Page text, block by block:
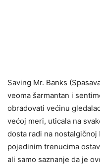
Saving Mr. Banks
veoma šarmantan i
obradovati većinu
većoj meri, uticala na
dosta radi na nostalgičnoj
pojedinim trenucima
ali samo saznanje da je